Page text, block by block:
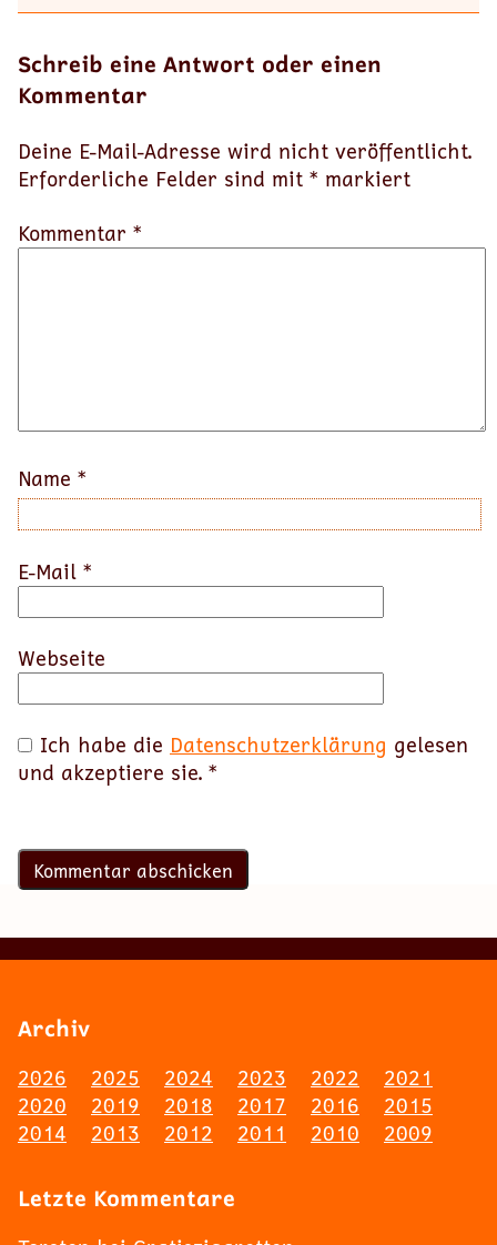
Schreib eine Antwort oder einen
Kommentar
Deine E-Mail-Adresse wird nicht veröffentlicht.
Erforderliche Felder sind mit * markiert
Kommentar *
Name *
E-Mail *
Webseite
Ich habe die Datenschutzerklärung gelesen
und akzeptiere sie. *
Archiv
2026 2025 2024 2023 2022
2021
2020
2019 2018 2017 2016
2015
2014
2013 2012 2011 2010 2009
Letzte Kommentare